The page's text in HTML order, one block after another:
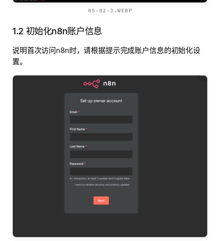
05-02-3.WEBP
1.2 初始化n8n账户信息
说明首次访问n8n时，请根据提示完成账户信息的初始化设
置。